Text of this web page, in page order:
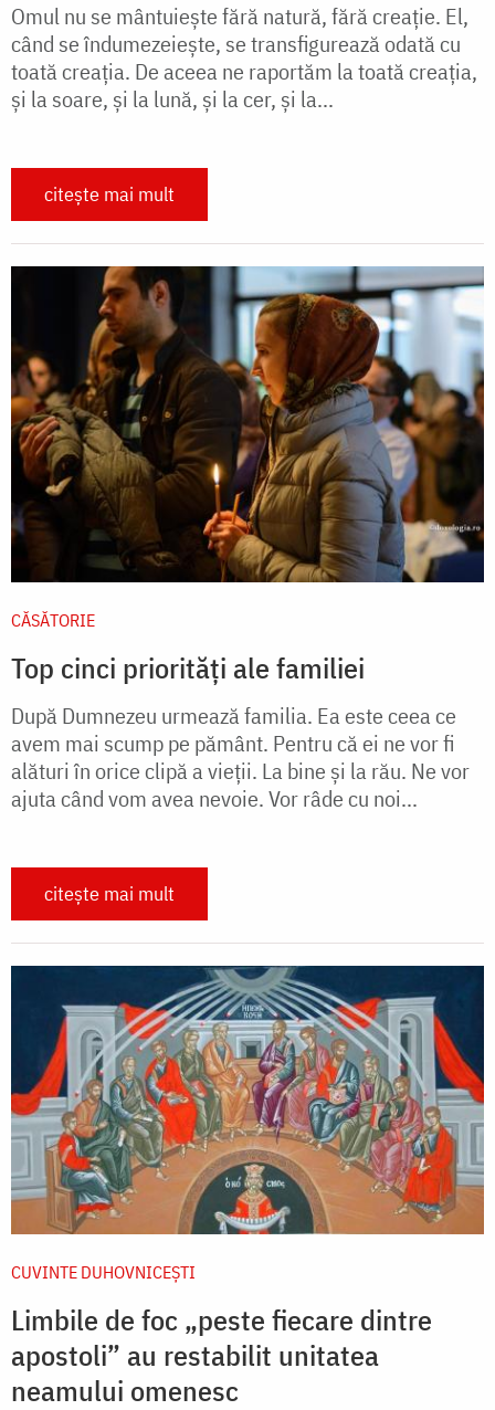
Omul nu se mântuiește fără natură, fără creație. El,
când se îndumezeiește, se transfigurează odată cu
toată creația. De aceea ne raportăm la toată creația,
și la soare, și la lună, și la cer, și la...
citește mai mult
CĂSĂTORIE
Top cinci priorități ale familiei
După Dumnezeu urmează familia. Ea este ceea ce
avem mai scump pe pământ. Pentru că ei ne vor fi
alături în orice clipă a vieţii. La bine şi la rău. Ne vor
ajuta când vom avea nevoie. Vor râde cu noi...
citește mai mult
CUVINTE DUHOVNICEȘTI
Limbile de foc „peste fiecare dintre
apostoli” au restabilit unitatea
neamului omenesc